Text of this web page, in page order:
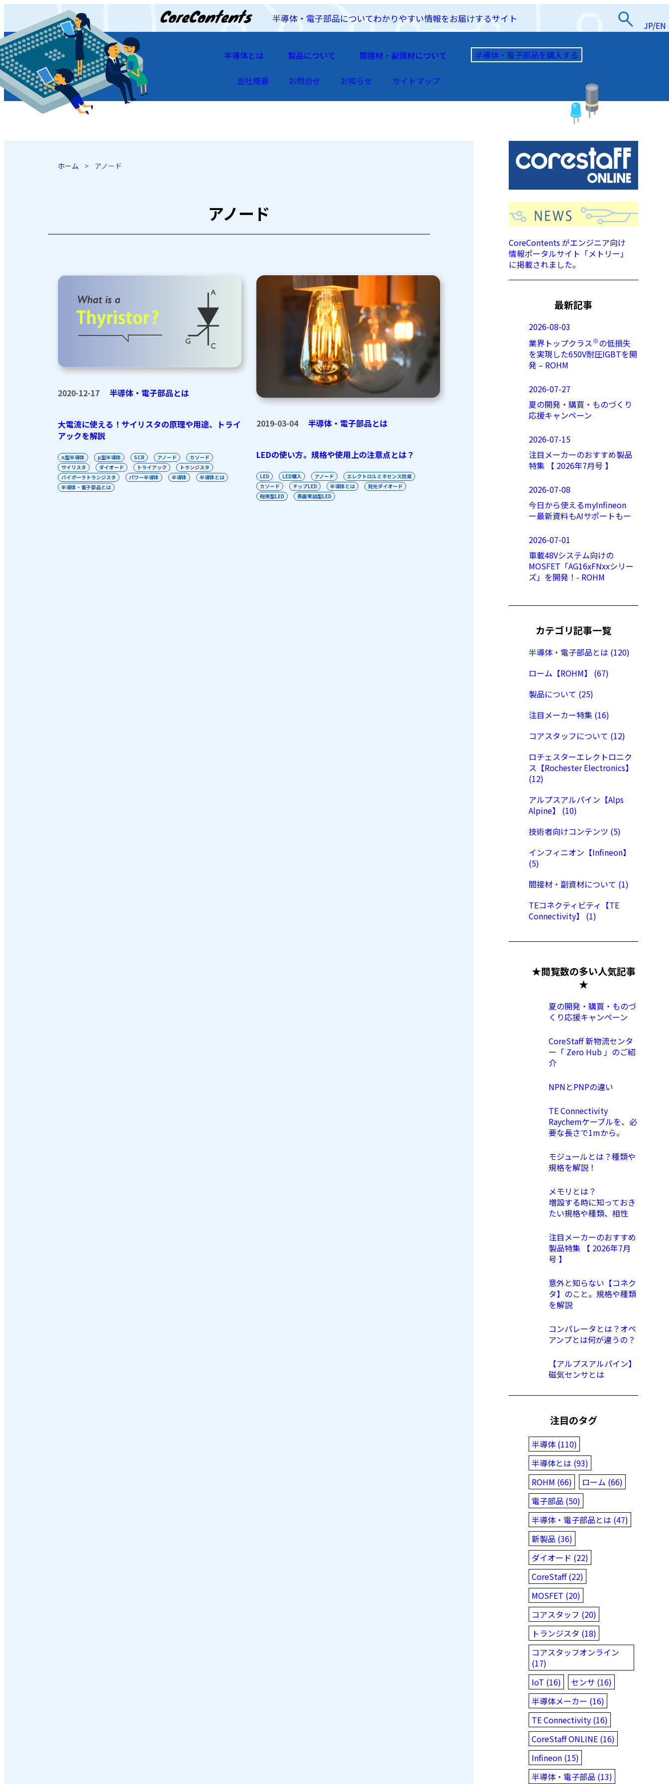
半導体・電子部品についてわかりやすい情報をお届けするサイト
JP/EN
JP/EN
半導体とは 製品について 間接材・副資材について 半導体・電子部品を購入する
会社概要 お問合せ お知らせ サイトマップ
ホーム > アノード
アノード
2020-12-17 半導体・電子部品とは
大電流に使える！サイリスタの原理や用途、トライ
アックを解説
n型半導体 p型半導体 SCR アノード
カソード
サイリスタ
ダイオード トライアック
トランジスタ
バイポーラトランジスタ
パワー半導体 半導体
半導体とは
半導体・電子部品とは
2019-03-04 半導体・電子部品とは
LEDの使い方。規格や使用上の注意点とは？
LED LED購入 アノード
エレクトロルミネセンス効果
カソード
チップLED 半導体とは
発光ダイオード
砲弾型LED
表面実装型LED
CoreContents がエンジニア向け
情報ポータルサイト「メトリー」
に掲載されました。
最新記事
2026-08-03
業界トップクラス※の低損失
を実現した650V耐圧IGBTを開
発 – ROHM
2026-07-27
夏の開発・購買・ものづくり
応援キャンペーン
2026-07-15
注目メーカーのおすすめ製品
特集 【 2026年7月号 】
2026-07-08
今日から使えるmyInfineon
ー最新資料もAIサポートもー
2026-07-01
車載48Vシステム向けの
MOSFET「AG16xFNxxシリー
ズ」を開発！- ROHM
カテゴリ記事一覧
半導体・電子部品とは (120)
ローム【ROHM】 (67)
製品について (25)
注目メーカー特集 (16)
コアスタッフについて (12)
ロチェスターエレクトロニク
ス【Rochester Electronics】
(12)
アルプスアルパイン【Alps
Alpine】 (10)
技術者向けコンテンツ (5)
インフィニオン【Infineon】
(5)
間接材・副資材について (1)
TEコネクティビティ【TE
Connectivity】 (1)
★閲覧数の多い人気記事
★
夏の開発・購買・ものづ
くり応援キャンペーン
CoreStaff 新物流センタ
ー「 Zero Hub 」のご紹
介
NPNとPNPの違い
TE Connectivity
Raychemケーブルを、必
要な長さで1mから。
モジュールとは？種類や
規格を解説！
メモリとは？
増設する時に知っておき
たい規格や種類、相性
注目メーカーのおすすめ
製品特集 【 2026年7月
号 】
意外と知らない【コネク
タ】のこと。規格や種類
を解説
コンパレータとは？オペ
アンプとは何が違うの？
【アルプスアルパイン】
磁気センサとは
注目のタグ
半導体 (110)
半導体とは (93)
ROHM (66)
ローム (66)
電子部品 (50)
半導体・電子部品とは (47)
新製品 (36)
ダイオード (22)
CoreStaff (22)
MOSFET (20)
コアスタッフ (20)
トランジスタ (18)
コアスタッフオンライン
(17)
IoT (16)
センサ (16)
半導体メーカー (16)
TE Connectivity (16)
CoreStaff ONLINE (16)
Infineon (15)
半導体・電子部品 (13)